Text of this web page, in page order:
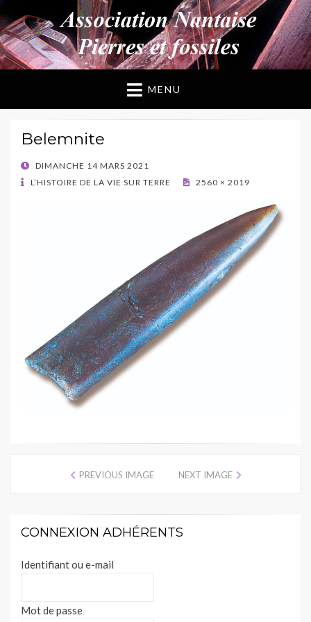
ANPF
Association Nantaise Pierres et Fossiles
MENU
Belemnite
POSTED
ON
DIMANCHE 14 MARS 2021
L’HISTOIRE DE LA VIE SUR TERRE
2560 × 2019
PREVIOUS IMAGE NEXT IMAGE
CONNEXION ADHÉRENTS
Identifiant ou e-mail
Mot de passe